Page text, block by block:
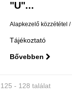
"U"...
Alapkezelő közzététel
Tájékoztató
Bővebben
125 - 128 találat